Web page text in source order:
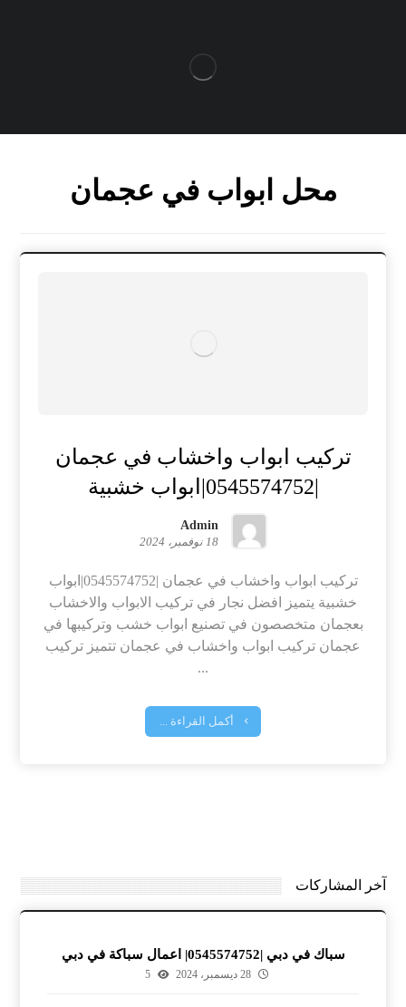
محل ابواب في عجمان
تركيب ابواب واخشاب في عجمان
|0545574752|ابواب خشبية
Admin
18 نوفمبر، 2024
تركيب ابواب واخشاب في عجمان |0545574752|ابواب
خشبية يتميز افضل نجار في تركيب الابواب والاخشاب
بعجمان متخصصون في تصنيع ابواب خشب وتركيبها في
عجمان تركيب ابواب واخشاب في عجمان تتميز تركيب
...
أكمل القراءة ...
آخر المشاركات
سباك في دبي |0545574752| اعمال سباكة في دبي
28 ديسمبر، 2024 5